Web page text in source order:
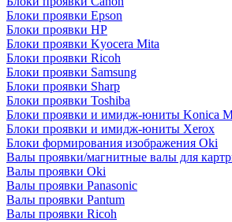
Блоки проявки Epson
Блоки проявки HP
Блоки проявки Kyocera Mita
Блоки проявки Ricoh
Блоки проявки Samsung
Блоки проявки Sharp
Блоки проявки Toshiba
Блоки проявки и имидж-юниты Konica
Блоки проявки и имидж-юниты Xerox
Блоки формирования изображения Oki
Валы проявки/магнитные валы для
Валы проявки Oki
Валы проявки Panasonic
Валы проявки Pantum
Валы проявки Ricoh